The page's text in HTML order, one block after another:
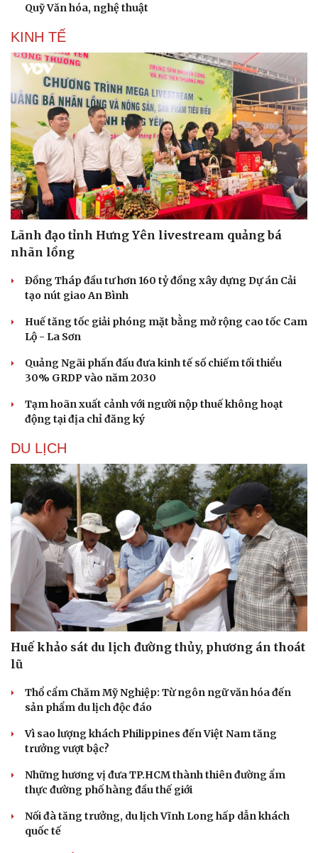
Văn hóa
Sân khấu - Điện ảnh
Âm nhạc
Di sản
Sao Việt
Quỹ Văn hóa, nghệ thuật
KINH TẾ
Lãnh đạo tỉnh Hưng Yên livestream quảng bá
nhãn lồng
Đồng Tháp đầu tư hơn 160 tỷ đồng xây dựng Dự án Cải
tạo nút giao An Bình
Huế tăng tốc giải phóng mặt bằng mở rộng cao tốc Cam
Lộ - La Sơn
Quảng Ngãi phấn đấu đưa kinh tế số chiếm tối thiểu
30% GRDP vào năm 2030
Tạm hoãn xuất cảnh với người nộp thuế không hoạt
động tại địa chỉ đăng ký
DU LỊCH
Huế khảo sát du lịch đường thủy, phương án thoát
lũ
Thổ cẩm Chăm Mỹ Nghiệp: Từ ngôn ngữ văn hóa đến
sản phẩm du lịch độc đáo
Vì sao lượng khách Philippines đến Việt Nam tăng
trưởng vượt bậc?
Những hương vị đưa TP.HCM thành thiên đường ẩm
thực đường phố hàng đầu thế giới
Nối đà tăng trưởng, du lịch Vĩnh Long hấp dẫn khách
quốc tế